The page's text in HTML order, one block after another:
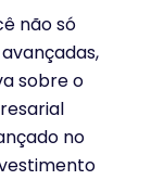
não só
sobre o
no